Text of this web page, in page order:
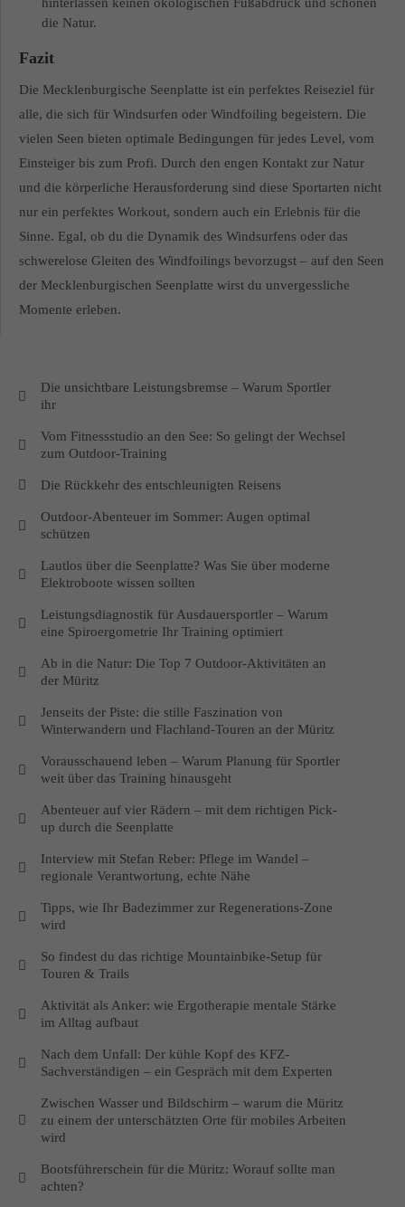
hinterlassen keinen ökologischen Fußabdruck und schonen
die Natur.
Fazit
Die Mecklenburgische Seenplatte ist ein perfektes Reiseziel für
alle, die sich für Windsurfen oder Windfoiling begeistern. Die
vielen Seen bieten optimale Bedingungen für jedes Level, vom
Einsteiger bis zum Profi. Durch den engen Kontakt zur Natur
und die körperliche Herausforderung sind diese Sportarten nicht
nur ein perfektes Workout, sondern auch ein Erlebnis für die
Sinne. Egal, ob du die Dynamik des Windsurfens oder das
schwerelose Gleiten des Windfoilings bevorzugst – auf den Seen
der Mecklenburgischen Seenplatte wirst du unvergessliche
Momente erleben.
Die unsichtbare Leistungsbremse – Warum Sportler
ihr
Vom Fitnessstudio an den See: So gelingt der Wechsel
zum Outdoor-Training
Die Rückkehr des entschleunigten Reisens
Outdoor-Abenteuer im Sommer: Augen optimal
schützen
Lautlos über die Seenplatte? Was Sie über moderne
Elektroboote wissen sollten
Leistungsdiagnostik für Ausdauersportler – Warum
eine Spiroergometrie Ihr Training optimiert
Ab in die Natur: Die Top 7 Outdoor‑Aktivitäten an
der Müritz
Jenseits der Piste: die stille Faszination von
Winterwandern und Flachland-Touren an der Müritz
Vorausschauend leben – Warum Planung für Sportler
weit über das Training hinausgeht
Abenteuer auf vier Rädern – mit dem richtigen Pick-
up durch die Seenplatte
Interview mit Stefan Reber: Pflege im Wandel –
regionale Verantwortung, echte Nähe
Tipps, wie Ihr Badezimmer zur Regenerations-Zone
wird
So findest du das richtige Mountainbike‑Setup für
Touren & Trails
Aktivität als Anker: wie Ergotherapie mentale Stärke
im Alltag aufbaut
Nach dem Unfall: Der kühle Kopf des KFZ-
Sachverständigen – ein Gespräch mit dem Experten
Zwischen Wasser und Bildschirm – warum die Müritz
zu einem der unterschätzten Orte für mobiles Arbeiten
wird
Bootsführerschein für die Müritz: Worauf sollte man
achten?